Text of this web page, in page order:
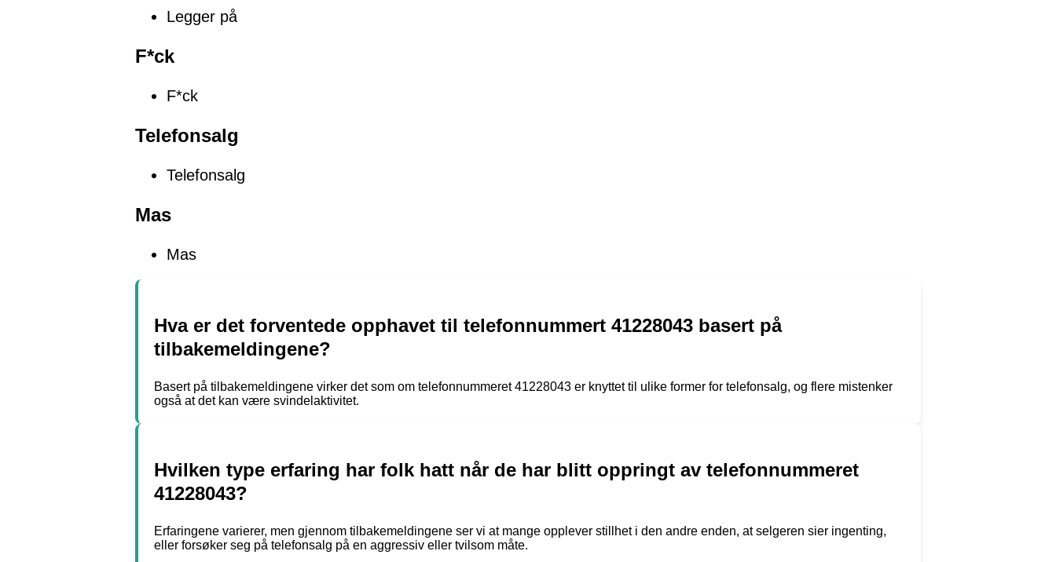
Legger på
F*ck
F*ck
Telefonsalg
Telefonsalg
Mas
Mas
Hva er det forventede opphavet til telefonnummert 41228043 basert på
tilbakemeldingene?
Basert på tilbakemeldingene virker det som om telefonnummeret 41228043 er knyttet til ulike former for telefonsalg, og flere mistenker
også at det kan være svindelaktivitet.
Hvilken type erfaring har folk hatt når de har blitt oppringt av telefonnummeret
41228043?
Erfaringene varierer, men gjennom tilbakemeldingene ser vi at mange opplever stillhet i den andre enden, at selgeren sier ingenting,
eller forsøker seg på telefonsalg på en aggressiv eller tvilsom måte.